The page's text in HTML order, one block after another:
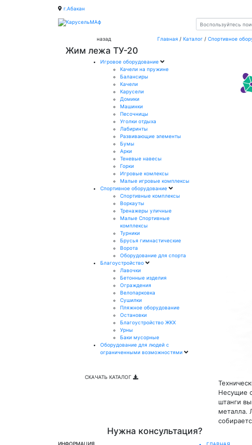
г.Абакан
назад
Главная / Каталог / Спортивное
Жим лежа ТУ-20
Игровое оборудование
Качели на пружине
Балансиры
Качели
Карусели
Домики
Машинки
Песочницы
Уголки отдыха
Лабиринты
Развивающие элементы
Бумы
Арки
Теневые навесы
Горки
Игровые комлексы
Малые игровые комплексы
Спортивное оборудование
Спортивные комплексы
Воркауты
Тренажеры уличные
Малые Спортивные
комплексы
Турники
Брусья гимнастические
Ворота
Оборудование для спорта
Благоустройство
Лавочки
Бетонные изделия
Ограждения
Велопарковка
Сушилки
Пляжное оборудование
Остановки
Благоустройство ЖКХ
Урны
Баки мусорные
Оборудование для людей с
ограниченными возможностями
СКАЧАТЬ КАТАЛОГ
Несущие
штанги
металла.
Нужна консультация?
ИНФОРМАЦИЯ